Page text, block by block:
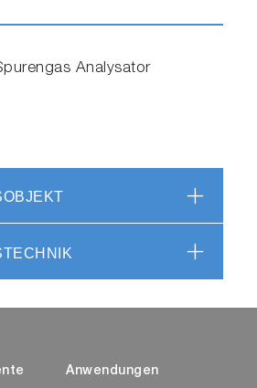
Analysator
Anwendungen